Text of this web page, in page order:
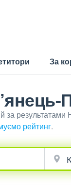
За
за
рейтинг.